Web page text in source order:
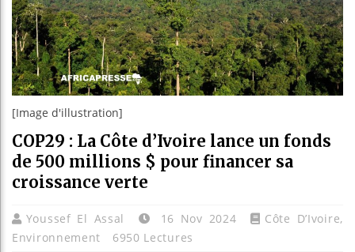
Aliko Dangote
[Image d'illustration]
COP29 : La Côte d’Ivoire lance un fonds
de 500 millions $ pour financer sa
croissance verte
Youssef El Assal 16 Nov 2024 Côte D’Ivoire,
Environnement
6950 Lectures